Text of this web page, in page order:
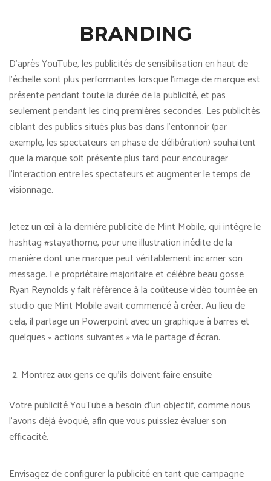
BRANDING
D’après YouTube, les publicités de sensibilisation en haut de
l’échelle sont plus performantes lorsque l’image de marque est
présente pendant toute la durée de la publicité, et pas
seulement pendant les cinq premières secondes. Les publicités
ciblant des publics situés plus bas dans l’entonnoir (par
exemple, les spectateurs en phase de délibération) souhaitent
que la marque soit présente plus tard pour encourager
l’interaction entre les spectateurs et augmenter le temps de
visionnage.
Jetez un œil à la dernière publicité de Mint Mobile, qui intègre le
hashtag #stayathome, pour une illustration inédite de la
manière dont une marque peut véritablement incarner son
message. Le propriétaire majoritaire et célèbre beau gosse
Ryan Reynolds y fait référence à la coûteuse vidéo tournée en
studio que Mint Mobile avait commencé à créer. Au lieu de
cela, il partage un Powerpoint avec un graphique à barres et
quelques « actions suivantes » via le partage d’écran.
Montrez aux gens ce qu’ils doivent faire ensuite
Votre publicité YouTube a besoin d’un objectif, comme nous
l’avons déjà évoqué, afin que vous puissiez évaluer son
efficacité.
Envisagez de configurer la publicité en tant que campagne